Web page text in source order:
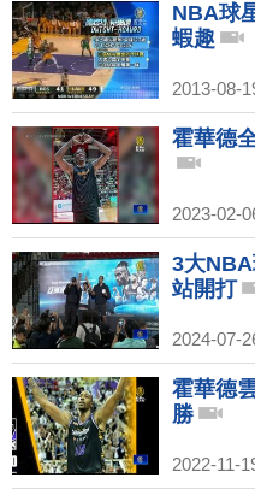
NBA球
蝦趣
2013-08-
霍華德
2023-02-
3大
站開打
2024-07-
霍華德
勝
2022-11-